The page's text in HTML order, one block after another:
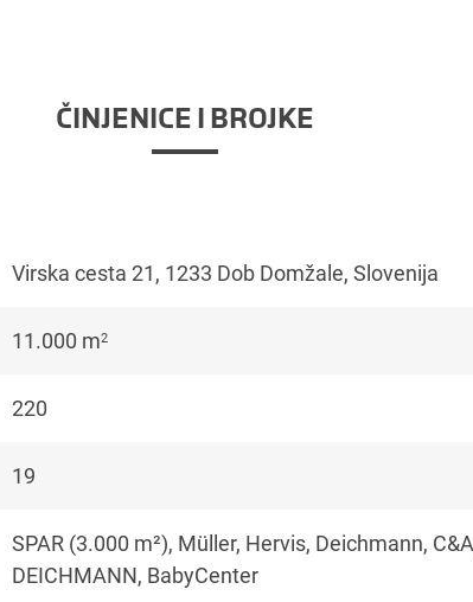
ČINJENICE I BROJKE
Virska cesta 21, 1233 Dob Domžale, Slovenija
11.000 m2
220
19
SPAR (3.000 m²), Müller, Hervis, Deichmann,
DEICHMANN, BabyCenter